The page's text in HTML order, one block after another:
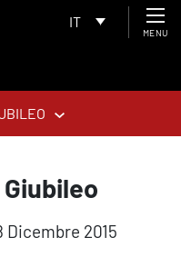
IT
MENU
Dicembre 2015